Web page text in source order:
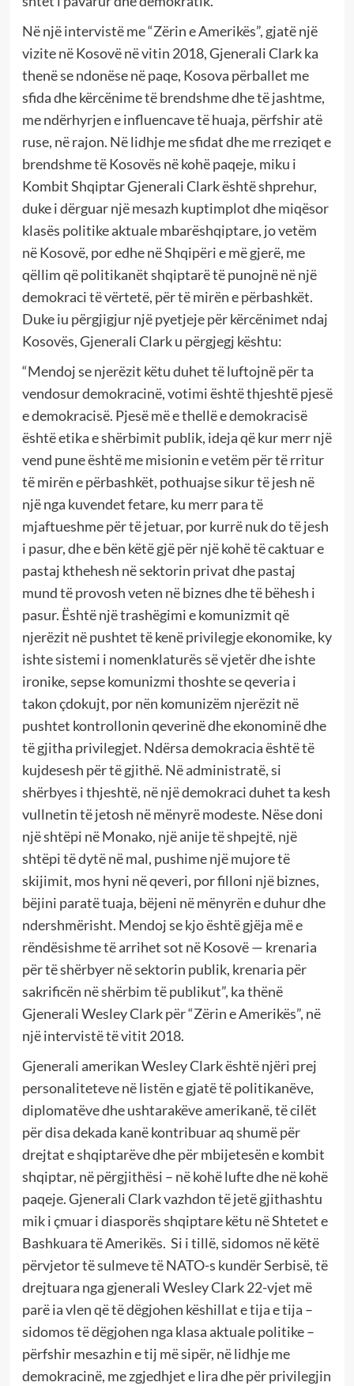
Në një intervistë me “Zërin e Amerikës”, gjatë një
vizite në Kosovë në vitin 2018, Gjenerali Clark ka
thenë se ndonëse në paqe, Kosova përballet me
sfida dhe kërcënime të brendshme dhe të jashtme,
me ndërhyrjen e influencave të huaja, përfshir atë
ruse, në rajon. Në lidhje me sfidat dhe me rreziqet e
brendshme të Kosovës në kohë paqeje, miku i
Kombit Shqiptar Gjenerali Clark është shprehur,
duke i dërguar një mesazh kuptimplot dhe miqësor
klasës politike aktuale mbarëshqiptare, jo vetëm
në Kosovë, por edhe në Shqipëri e më gjerë, me
qëllim që politikanët shqiptarë të punojnë në një
demokraci të vërtetë, për të mirën e përbashkët.
Duke iu përgjigjur një pyetjeje për kërcënimet ndaj
Kosovës, Gjenerali Clark u përgjegj kështu:
“Mendoj se njerëzit këtu duhet të luftojnë për ta
vendosur demokracinë, votimi është thjeshtë pjesë
e demokracisë. Pjesë më e thellë e demokracisë
është etika e shërbimit publik, ideja që kur merr një
vend pune është me misionin e vetëm për të rritur
të mirën e përbashkët, pothuajse sikur të jesh në
një nga kuvendet fetare, ku merr para të
mjaftueshme për të jetuar, por kurrë nuk do të jesh
i pasur, dhe e bën këtë gjë për një kohë të caktuar e
pastaj kthehesh në sektorin privat dhe pastaj
mund të provosh veten në biznes dhe të bëhesh i
pasur. Është një trashëgimi e komunizmit që
njerëzit në pushtet të kenë privilegje ekonomike, ky
ishte sistemi i nomenklaturës së vjetër dhe ishte
ironike, sepse komunizmi thoshte se qeveria i
takon çdokujt, por nën komunizëm njerëzit në
pushtet kontrollonin qeverinë dhe ekonominë dhe
të gjitha privilegjet. Ndërsa demokracia është të
kujdesesh për të gjithë. Në administratë, si
shërbyes i thjeshtë, në një demokraci duhet ta kesh
vullnetin të jetosh në mënyrë modeste. Nëse doni
një shtëpi në Monako, një anije të shpejtë, një
shtëpi të dytë në mal, pushime një mujore të
skijimit, mos hyni në qeveri, por filloni një biznes,
bëjini paratë tuaja, bëjeni në mënyrën e duhur dhe
ndershmërisht. Mendoj se kjo është gjëja më e
rëndësishme të arrihet sot në Kosovë — krenaria
për të shërbyer në sektorin publik, krenaria për
sakrificën në shërbim të publikut”, ka thënë
Gjenerali Wesley Clark për “Zërin e Amerikës”, në
një intervistë të vitit 2018.
Gjenerali amerikan Wesley Clark është njëri prej
personaliteteve në listën e gjatë të politikanëve,
diplomatëve dhe ushtarakëve amerikanë, të cilët
për disa dekada kanë kontribuar aq shumë për
drejtat e shqiptarëve dhe për mbijetesën e kombit
shqiptar, në përgjithësi – në kohë lufte dhe në kohë
paqeje. Gjenerali Clark vazhdon të jetë gjithashtu
mik i çmuar i diasporës shqiptare këtu në Shtetet e
Bashkuara të Amerikës. Si i tillë, sidomos në këtë
përvjetor të sulmeve të NATO-s kundër Serbisë, të
drejtuara nga gjenerali Wesley Clark 22-vjet më
parë ia vlen që të dëgjohen këshillat e tija e tija –
sidomos të dëgjohen nga klasa aktuale politike –
përfshir mesazhin e tij më sipër, në lidhje me
demokracinë, me zgjedhjet e lira dhe për privilegjin